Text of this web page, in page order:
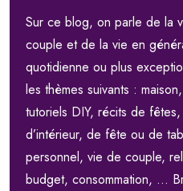
Sur ce blog, on parle de la
couple et de la vie en
quotidienne ou plus
les thèmes suivants :
tutoriels DIY, récits de
d’intérieur, de fête ou de
personnel, vie de couple,
budget, consommation, …